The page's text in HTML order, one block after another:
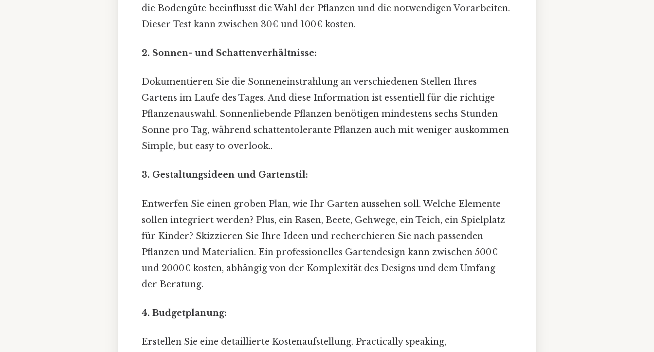
die Bodengüte beeinflusst die Wahl der Pflanzen und die notwendigen Vorarbeiten.
Dieser Test kann zwischen 30€ und 100€ kosten.
2. Sonnen- und Schattenverhältnisse:
Dokumentieren Sie die Sonneneinstrahlung an verschiedenen Stellen Ihres
Gartens im Laufe des Tages. And diese Information ist essentiell für die richtige
Pflanzenauswahl. Sonnenliebende Pflanzen benötigen mindestens sechs Stunden
Sonne pro Tag, während schattentolerante Pflanzen auch mit weniger auskommen
Simple, but easy to overlook..
3. Gestaltungsideen und Gartenstil:
Entwerfen Sie einen groben Plan, wie Ihr Garten aussehen soll. Welche Elemente
sollen integriert werden? Plus, ein Rasen, Beete, Gehwege, ein Teich, ein Spielplatz
für Kinder? Skizzieren Sie Ihre Ideen und recherchieren Sie nach passenden
Pflanzen und Materialien. Ein professionelles Gartendesign kann zwischen 500€
und 2000€ kosten, abhängig von der Komplexität des Designs und dem Umfang
der Beratung.
4. Budgetplanung:
Erstellen Sie eine detaillierte Kostenaufstellung. Practically speaking,